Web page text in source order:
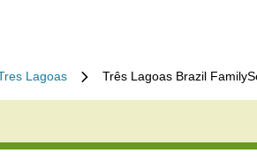
Lagoas Três Lagoas Brazil